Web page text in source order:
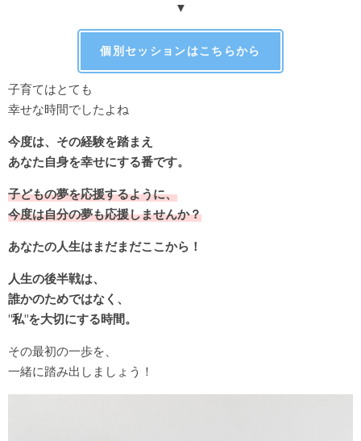
▼
個別セッションはこちらから
子育てはとても
幸せな時間でしたよね
今度は、その経験を踏まえ
あなた自身を幸せにする番です。
子どもの夢を応援するように、
今度は自分の夢も応援しませんか？
あなたの人生はまだまだここから！
人生の後半戦は、
誰かのためではなく、
"私"を大切にする時間。
その最初の一歩を、
一緒に踏み出しましょう！